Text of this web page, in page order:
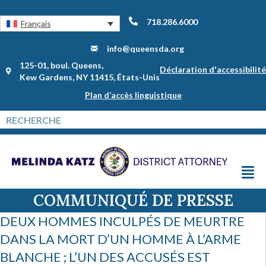
Français 718.286.6000
info@queensda.org
125-01, boul. Queens,
Kew Gardens, NY 11415, États-Unis
Déclaration d'accessibilité
Plan d’accès linguistique
COMMUNIQUÉ DE PRESSE
DEUX HOMMES INCULPÉS DE MEURTRE
DANS LA MORT D’UN HOMME À L’ARME
BLANCHE ; L’UN DES ACCUSÉS EST